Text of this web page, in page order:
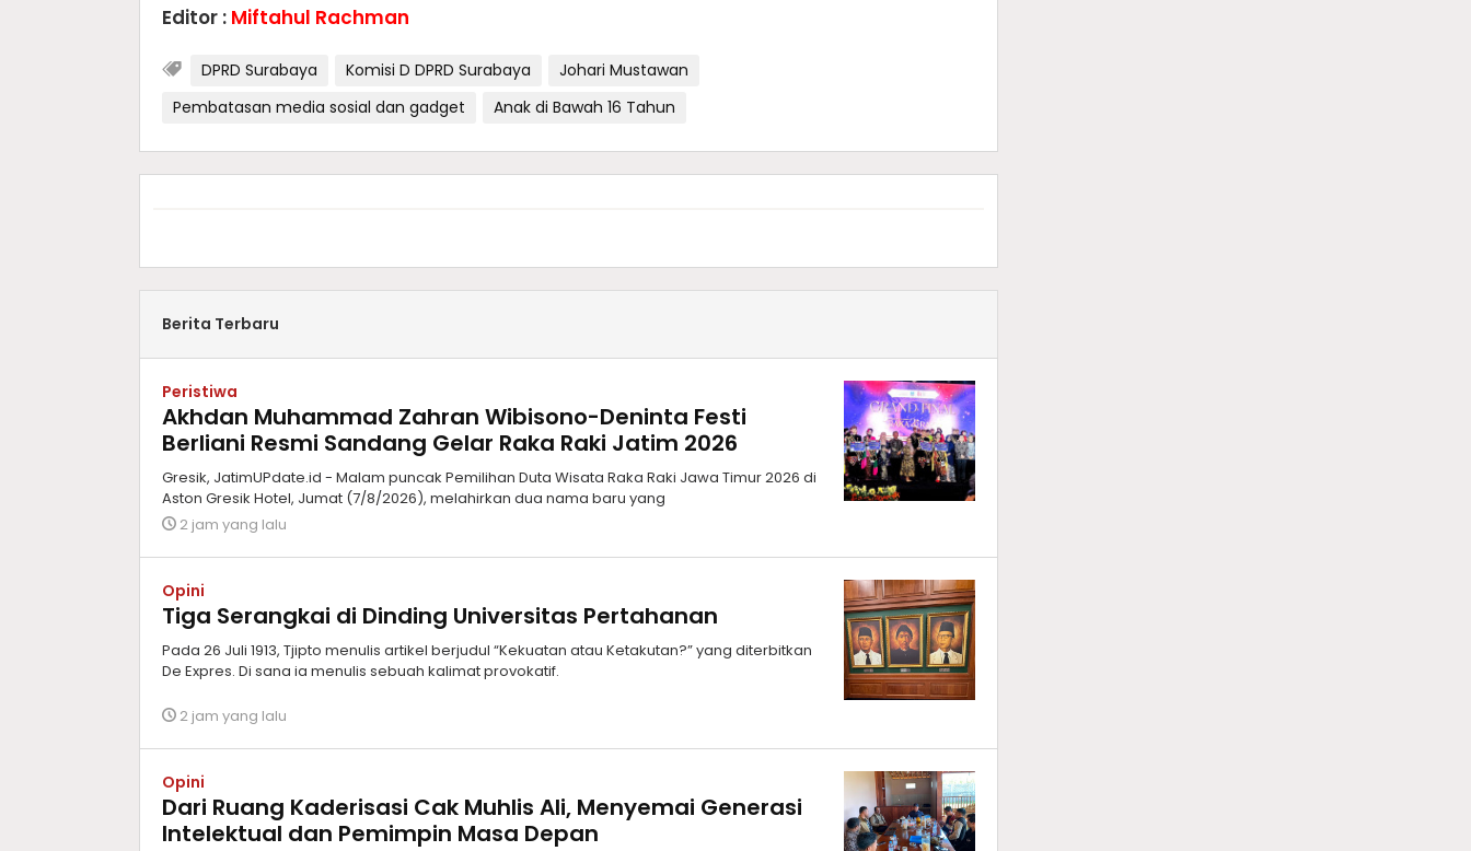
Editor : Miftahul Rachman
DPRD Surabaya Komisi D DPRD Surabaya
Johari Mustawan
Pembatasan media sosial dan gadget
Anak di Bawah 16 Tahun
Berita Terbaru
Peristiwa
Akhdan Muhammad Zahran Wibisono-Deninta Festi
Berliani Resmi Sandang Gelar Raka Raki Jatim 2026
Gresik, JatimUPdate.id - Malam puncak Pemilihan Duta Wisata Raka Raki Jawa Timur 2026 di
Aston Gresik Hotel, Jumat (7/8/2026), melahirkan dua nama baru yang
2 jam yang lalu
Opini
Tiga Serangkai di Dinding Universitas Pertahanan
Pada 26 Juli 1913, Tjipto menulis artikel berjudul “Kekuatan atau Ketakutan?” yang diterbitkan
De Expres. Di sana ia menulis sebuah kalimat provokatif.
2 jam yang lalu
Opini
Dari Ruang Kaderisasi Cak Muhlis Ali, Menyemai Generasi
Intelektual dan Pemimpin Masa Depan